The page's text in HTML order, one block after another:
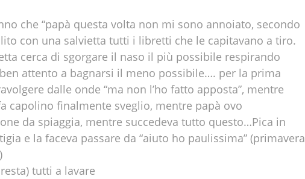
che “papà questa volta non mi sono annoiato, secondo
con una salvietta tutti i libretti che le capitavano a tiro.
cerca di sgorgare il naso il più possibile respirando
attento a bagnarsi il meno possibile…. per la prima
dalle onde “ma non l’ho fatto apposta”, mentre
capolino finalmente sveglio, mentre papà ovo
da spiaggia, mentre succedeva tutto questo…Pica in
e la faceva passare da “aiuto ho paulissima” (primavera
tutti a lavare